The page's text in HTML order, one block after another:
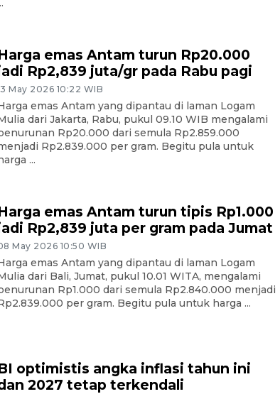
emas Antam turun Rp20.000
Rp2,839 juta/gr pada Rabu pagi
May 2026 10:22 WIB
emas Antam yang dipantau di laman Logam
dari Jakarta, Rabu, pukul 09.10 WIB mengalami
Rp20.000 dari semula Rp2.859.000
Rp2.839.000 per gram. Begitu pula untuk
...
emas Antam turun tipis Rp1.000
Rp2,839 juta per gram pada Jumat
May 2026 10:50 WIB
emas Antam yang dipantau di laman Logam
dari Bali, Jumat, pukul 10.01 WITA, mengalami
Rp1.000 dari semula Rp2.840.000 menjadi
per gram. Begitu pula untuk harga ...
optimistis angka inflasi tahun ini
2027 tetap terkendali